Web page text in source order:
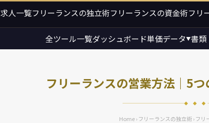
求人一覧フリーランスの独立術フリーランスの資金術フリ
全ツール一覧ダッシュボード単価データ▼書類
フリーランスの営業方法｜5
◆ ◆ ◆
Home›フリーランスの独立術› フ